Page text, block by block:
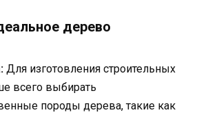
дерево
Для изготовления строительных
всего выбирать
породы дерева, такие как